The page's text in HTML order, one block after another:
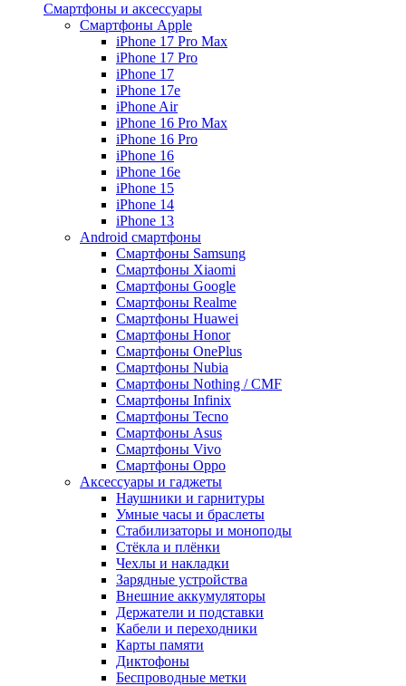
Смартфоны и аксессуары
Смартфоны Apple
iPhone 17 Pro Max
iPhone 17 Pro
iPhone 17
iPhone 17e
iPhone Air
iPhone 16 Pro Max
iPhone 16 Pro
iPhone 16
iPhone 16e
iPhone 15
iPhone 14
iPhone 13
Android cмартфоны
Смартфоны Samsung
Смартфоны Xiaomi
Смартфоны Google
Смартфоны Realme
Смартфоны Huawei
Смартфоны Honor
Смартфоны OnePlus
Смартфоны Nubia
Смартфоны Nothing / CMF
Смартфоны Infinix
Смартфоны Tecno
Смартфоны Asus
Смартфоны Vivo
Смартфоны Oppo
Аксессуары и гаджеты
Наушники и гарнитуры
Умные часы и браслеты
Стабилизаторы и моноподы
Стёкла и плёнки
Чехлы и накладки
Зарядные устройства
Внешние аккумуляторы
Держатели и подставки
Кабели и переходники
Карты памяти
Диктофоны
Беспроводные метки